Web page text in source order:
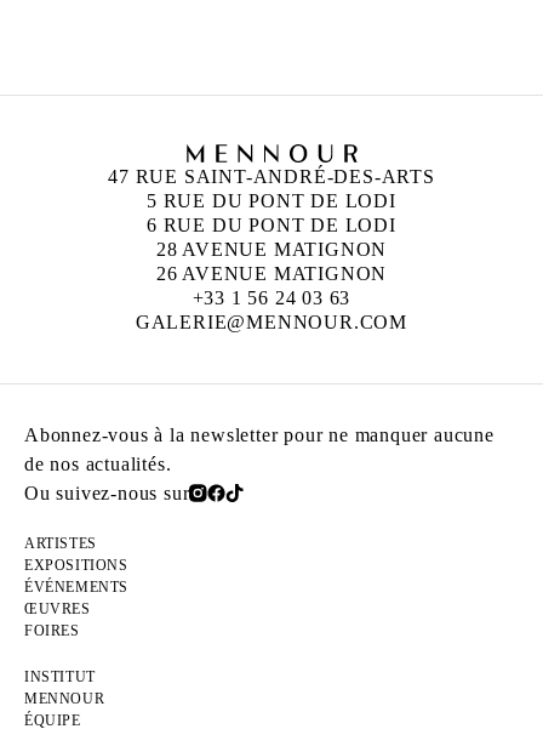
47 RUE SAINT-ANDRÉ-DES-ARTS
5 RUE DU PONT DE LODI
6 RUE DU PONT DE LODI
28 AVENUE MATIGNON
26 AVENUE MATIGNON
+33 1 56 24 03 63
GALERIE@MENNOUR.COM
Abonnez-vous à la newsletter pour ne manquer aucune
de nos actualités.
Ou suivez-nous sur
ARTISTES
EXPOSITIONS
ÉVÉNEMENTS
ŒUVRES
FOIRES
INSTITUT
MENNOUR
ÉQUIPE